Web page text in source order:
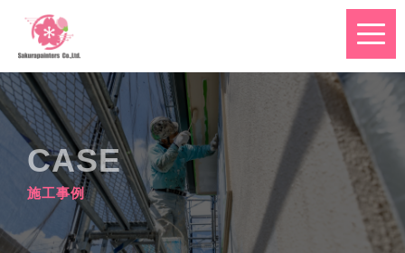
CASE
施工事例